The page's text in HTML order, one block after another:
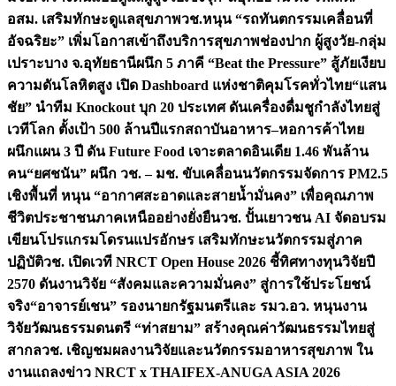
อสม. เสริมทักษะดูแลสุขภาพวช.หนุน “รถทันตกรรมเคลื่อนที่
อัจฉริยะ” เพิ่มโอกาสเข้าถึงบริการสุขภาพช่องปาก ผู้สูงวัย-กลุ่ม
เปราะบาง จ.อุทัยธานีผนึก 5 ภาคี “Beat the Pressure” สู้ภัยเงียบ
ความดันโลหิตสูง เปิด Dashboard แห่งชาติคุมโรคทั่วไทย“แสน
ชัย” นำทีม Knockout บุก 20 ประเทศ ดันเครื่องดื่มชูกำลังไทยสู่
เวทีโลก ตั้งเป้า 500 ล้านปีแรกสถาบันอาหาร–หอการค้าไทย
ผนึกแผน 3 ปี ดัน Future Food เจาะตลาดอินเดีย 1.46 พันล้าน
คน“ยศชนัน” ผนึก วช. – มช. ขับเคลื่อนนวัตกรรมจัดการ PM2.5
เชิงพื้นที่ หนุน “อากาศสะอาดและสายน้ำมั่นคง” เพื่อคุณภาพ
ชีวิตประชาชนภาคเหนืออย่างยั่งยืนวช. ปั้นเยาวชน AI จัดอบรม
เขียนโปรแกรมโดรนแปรอักษร เสริมทักษะนวัตกรรมสู่ภาค
ปฏิบัติวช. เปิดเวที NRCT Open House 2026 ชี้ทิศทางทุนวิจัยปี
2570 ดันงานวิจัย “สังคมและความมั่นคง” สู่การใช้ประโยชน์
จริง“อาจารย์เชน” รองนายกรัฐมนตรีและ รมว.อว. หนุนงาน
วิจัยวัฒนธรรมดนตรี “ท่าสยาม” สร้างคุณค่าวัฒนธรรมไทยสู่
สากลวช. เชิญชมผลงานวิจัยและนวัตกรรมอาหารสุขภาพ ใน
งานแถลงข่าว NRCT x THAIFEX-ANUGA ASIA 2026